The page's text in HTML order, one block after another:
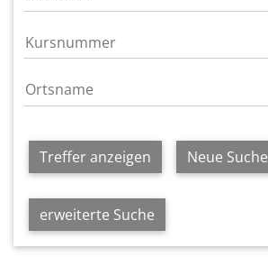
Treffer anzeigen Neue Suche
erweiterte Suche